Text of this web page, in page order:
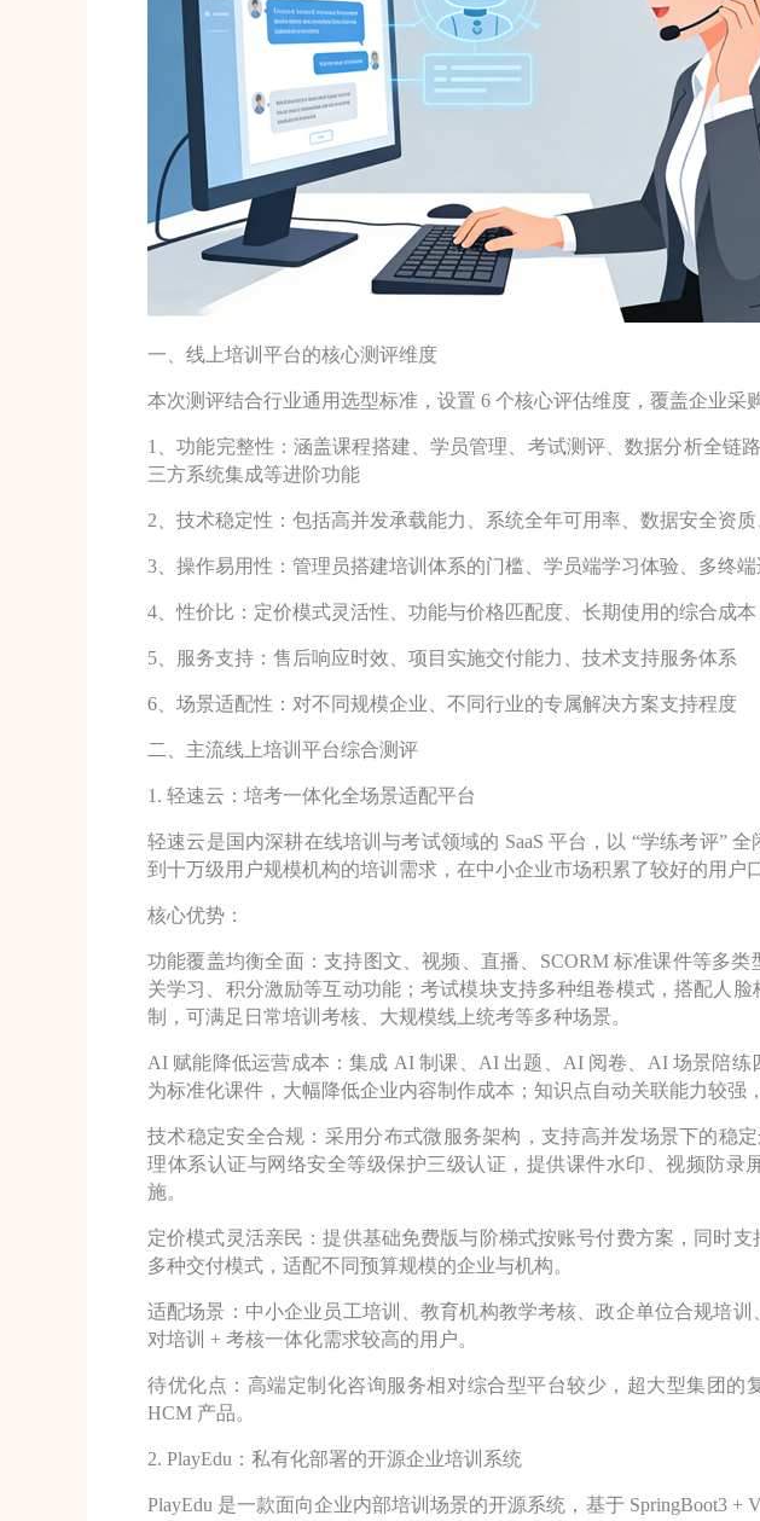
统计分析
一、线上培训平台的核心测评维度
本次测评结合行业通用选型标准，设置 6 个核心评估维度，覆盖企业采
1、功能完整性：涵盖课程搭建、学员管理、考试测评、数据分析全链
三方系统集成等进阶功能
2、技术稳定性：包括高并发承载能力、系统全年可用率、数据安全资
3、操作易用性：管理员搭建培训体系的门槛、学员端学习体验、多终
4、性价比：定价模式灵活性、功能与价格匹配度、长期使用的综合成本
5、服务支持：售后响应时效、项目实施交付能力、技术支持服务体系
6、场景适配性：对不同规模企业、不同行业的专属解决方案支持程度
二、主流线上培训平台综合测评
1. 轻速云：培考一体化全场景适配平台
轻速云是国内深耕在线培训与考试领域的 SaaS 平台，以 “学练考评”
到十万级用户规模机构的培训需求，在中小企业市场积累了较好的用户
核心优势：
功能覆盖均衡全面：支持图文、视频、直播、SCORM 标准课件等多
关学习、积分激励等互动功能；考试模块支持多种组卷模式，搭配人
制，可满足日常培训考核、大规模线上统考等多种场景。
AI 赋能降低运营成本：集成 AI 制课、AI 出题、AI 阅卷、AI 场景陪练
为标准化课件，大幅降低企业内容制作成本；知识点自动关联能力较强
技术稳定安全合规：采用分布式微服务架构，支持高并发场景下的稳
理体系认证与网络安全等级保护三级认证，提供课件水印、视频防录
施。
定价模式灵活亲民：提供基础免费版与阶梯式按账号付费方案，同时
多种交付模式，适配不同预算规模的企业与机构。
适配场景：中小企业员工培训、教育机构教学考核、政企单位合规培
对培训 + 考核一体化需求较高的用户。
待优化点：高端定制化咨询服务相对综合型平台较少，超大型集团的
HCM 产品。
2. PlayEdu：私有化部署的开源企业培训系统
PlayEdu 是一款面向企业内部培训场景的开源系统，基于 SpringBoot3 +